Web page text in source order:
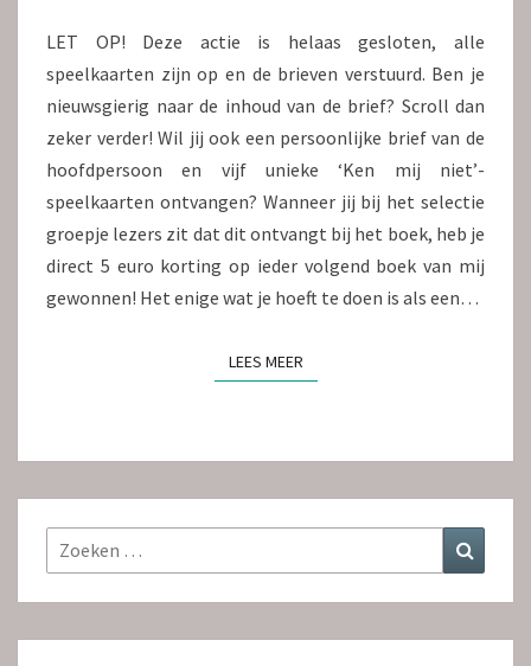
TESSA
LET OP! Deze actie is helaas gesloten, alle
speelkaarten zijn op en de brieven verstuurd. Ben je
nieuwsgierig naar de inhoud van de brief? Scroll dan
zeker verder! Wil jij ook een persoonlijke brief van de
hoofdpersoon en vijf unieke ‘Ken mij niet’-
speelkaarten ontvangen? Wanneer jij bij het selectie
groepje lezers zit dat dit ontvangt bij het boek, heb je
direct 5 euro korting op ieder volgend boek van mij
gewonnen! Het enige wat je hoeft te doen is als een…
LEES MEERLEES MEER
Zoeken
naar: